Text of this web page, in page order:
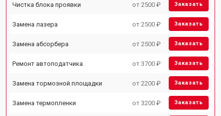
Чистка блока проявки от 2500 ₽ Заказать
Замена лазера от 2500 ₽ Заказать
Замена абсорбера от 2500 ₽ Заказать
Ремонт автоподатчика от 3700 ₽ Заказать
Замена тормозной площадки от 2200 ₽ Заказать
Замена термопленки от 3200 ₽ Заказать